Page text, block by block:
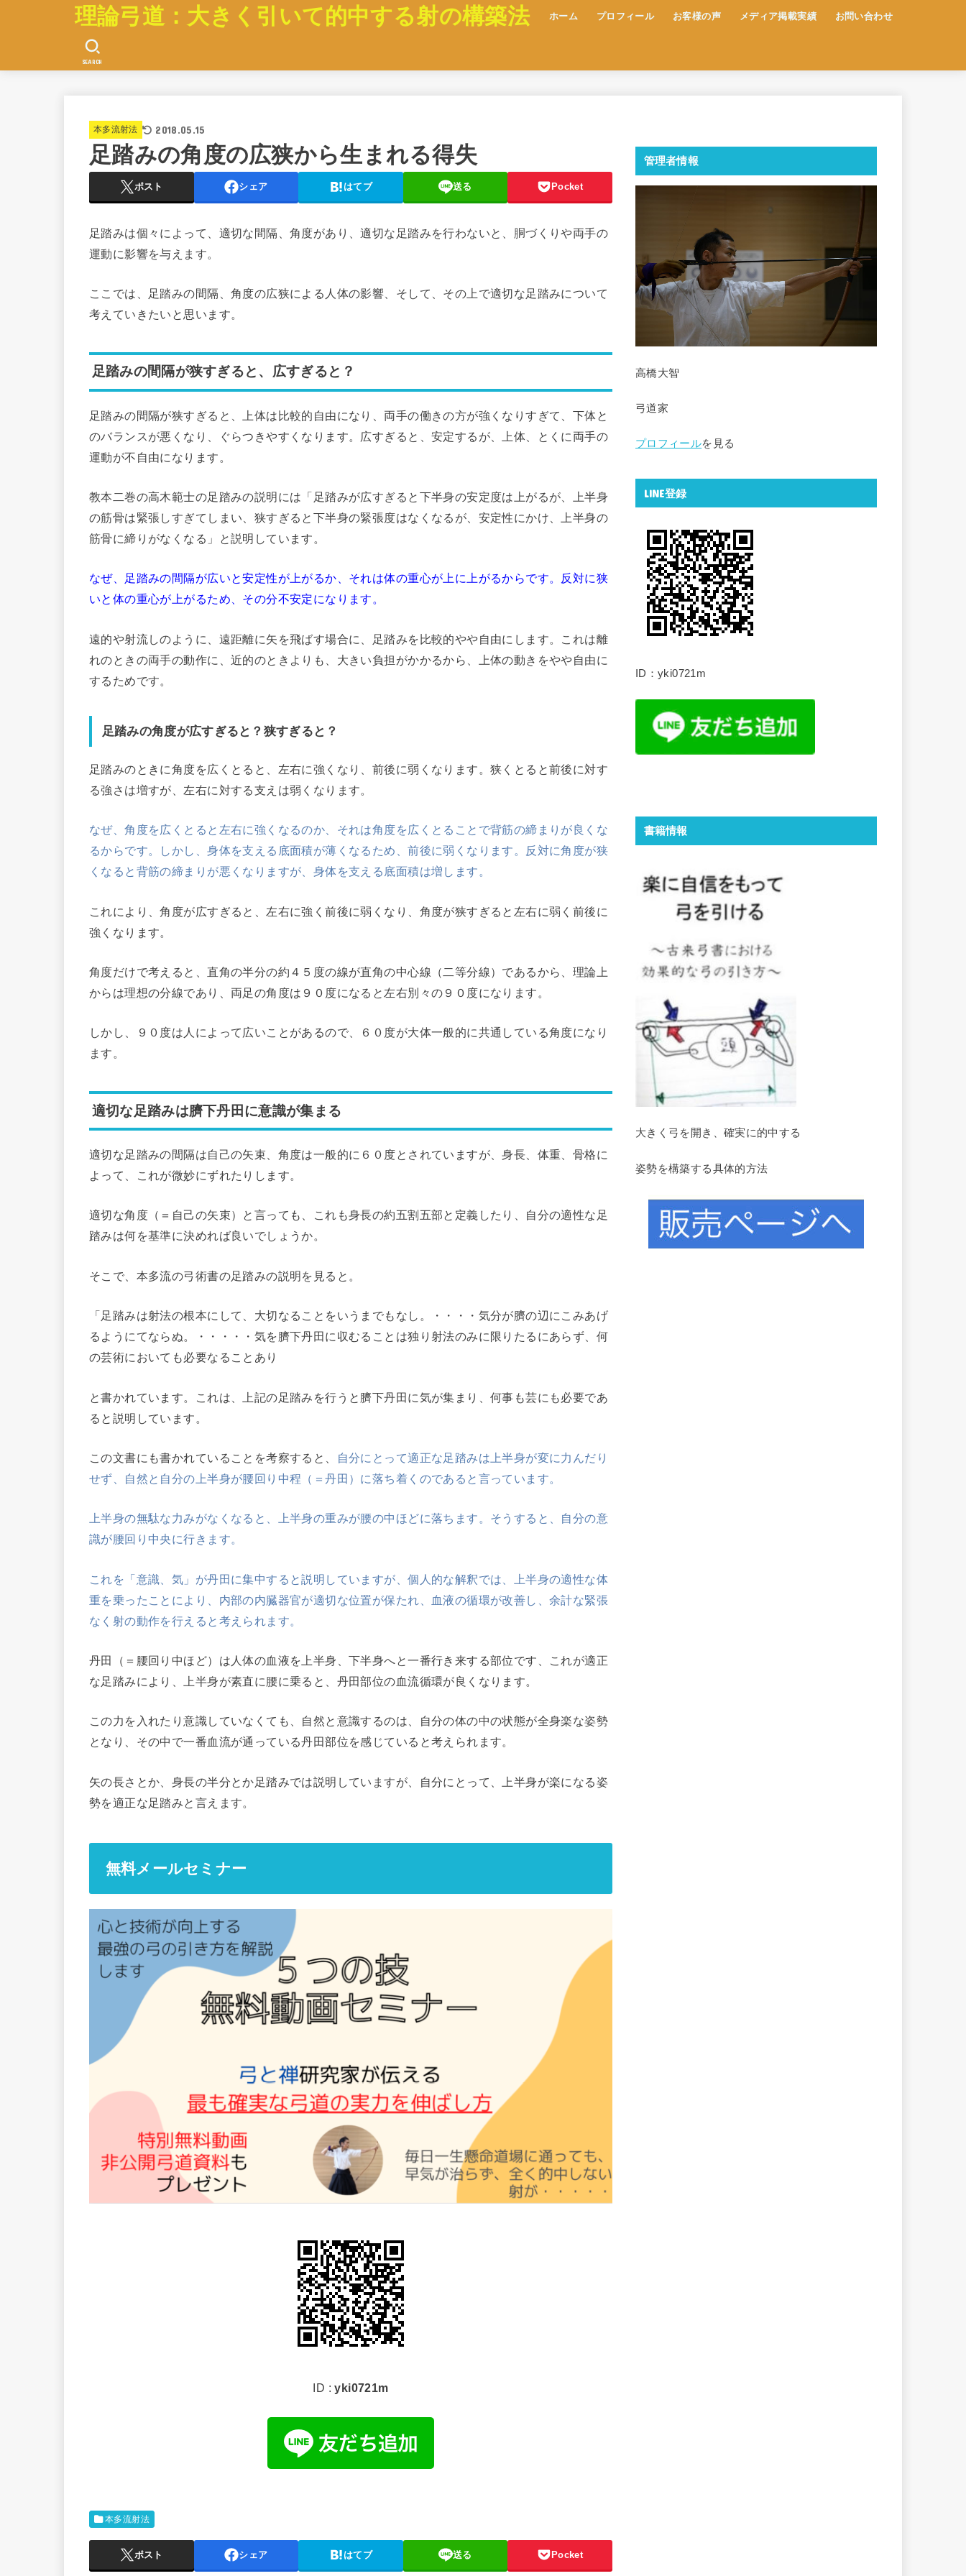
理論弓道：大きく引いて的中する射の構築法 ホーム プロフィール お客様の声 メディア掲載実績 お問い合わせ
SEARCH
本多流射法 2018.05.15
足踏みの角度の広狭から生まれる得失
ポスト シェア はてブ 送る Pocket
足踏みは個々によって、適切な間隔、角度があり、適切な足踏みを行わないと、胴づくりや両手の
運動に影響を与えます。
ここでは、足踏みの間隔、角度の広狭による人体の影響、そして、その上で適切な足踏みについて
考えていきたいと思います。
足踏みの間隔が狭すぎると、広すぎると？
足踏みの間隔が狭すぎると、上体は比較的自由になり、両手の働きの方が強くなりすぎて、下体と
のバランスが悪くなり、ぐらつきやすくなります。広すぎると、安定するが、上体、とくに両手の
運動が不自由になります。
教本二巻の高木範士の足踏みの説明には「足踏みが広すぎると下半身の安定度は上がるが、上半身
の筋骨は緊張しすぎてしまい、狭すぎると下半身の緊張度はなくなるが、安定性にかけ、上半身の
筋骨に締りがなくなる」と説明しています。
なぜ、足踏みの間隔が広いと安定性が上がるか、それは体の重心が上に上がるからです。反対に狭
いと体の重心が上がるため、その分不安定になります。
遠的や射流しのように、遠距離に矢を飛ばす場合に、足踏みを比較的やや自由にします。これは離
れのときの両手の動作に、近的のときよりも、大きい負担がかかるから、上体の動きをやや自由に
するためです。
足踏みの角度が広すぎると？狭すぎると？
足踏みのときに角度を広くとると、左右に強くなり、前後に弱くなります。狭くとると前後に対す
る強さは増すが、左右に対する支えは弱くなります。
なぜ、角度を広くとると左右に強くなるのか、それは角度を広くとることで背筋の締まりが良くな
るからです。しかし、身体を支える底面積が薄くなるため、前後に弱くなります。反対に角度が狭
くなると背筋の締まりが悪くなりますが、身体を支える底面積は増します。
これにより、角度が広すぎると、左右に強く前後に弱くなり、角度が狭すぎると左右に弱く前後に
強くなります。
角度だけで考えると、直角の半分の約４５度の線が直角の中心線（二等分線）であるから、理論上
からは理想の分線であり、両足の角度は９０度になると左右別々の９０度になります。
しかし、９０度は人によって広いことがあるので、６０度が大体一般的に共通している角度になり
ます。
適切な足踏みは臍下丹田に意識が集まる
適切な足踏みの間隔は自己の矢束、角度は一般的に６０度とされていますが、身長、体重、骨格に
よって、これが微妙にずれたりします。
適切な角度（＝自己の矢束）と言っても、これも身長の約五割五部と定義したり、自分の適性な足
踏みは何を基準に決めれば良いでしょうか。
そこで、本多流の弓術書の足踏みの説明を見ると。
「足踏みは射法の根本にして、大切なることをいうまでもなし。・・・・気分が臍の辺にこみあげ
るようにてならぬ。・・・・・気を臍下丹田に収むることは独り射法のみに限りたるにあらず、何
の芸術においても必要なることあり
と書かれています。これは、上記の足踏みを行うと臍下丹田に気が集まり、何事も芸にも必要であ
ると説明しています。
この文書にも書かれていることを考察すると、
自分にとって適正な足踏みは上半身が変に力んだり
せず、自然と自分の上半身が腰回り中程（＝丹田）に落ち着くのであると言っています。
上半身の無駄な力みがなくなると、上半身の重みが腰の中ほどに落ちます。そうすると、自分の意
識が腰回り中央に行きます。
これを「意識、気」が丹田に集中すると説明していますが、個人的な解釈では、上半身の適性な体
重を乗ったことにより、内部の内臓器官が適切な位置が保たれ、血液の循環が改善し、余計な緊張
なく射の動作を行えると考えられます。
丹田（＝腰回り中ほど）は人体の血液を上半身、下半身へと一番行き来する部位です、これが適正
な足踏みにより、上半身が素直に腰に乗ると、丹田部位の血流循環が良くなります。
この力を入れたり意識していなくても、自然と意識するのは、自分の体の中の状態が全身楽な姿勢
となり、その中で一番血流が通っている丹田部位を感じていると考えられます。
矢の長さとか、身長の半分とか足踏みでは説明していますが、自分にとって、上半身が楽になる姿
勢を適正な足踏みと言えます。
無料メールセミナー
ID :yki0721m
本多流射法
ポスト シェア はてブ 送る Pocket
管理者情報
高橋大智
弓道家
プロフィールを見る
LINE登録
ID：yki0721m
書籍情報
大きく弓を開き、確実に的中する
姿勢を構築する具体的方法